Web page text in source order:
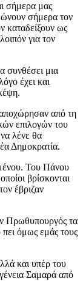
σήμερα μας
σήμερα τον
καταδείξουν ως
για τον
συνθέσει μια
έχει και
από τη
επιλογών του
λένε θα
Δημοκρατία.
Του Πάνου
βρίσκονται
έβριζαν
Πρωθυπουργός τα
πει όμως εμάς τους
και υπέρ του
Σαμαρά από